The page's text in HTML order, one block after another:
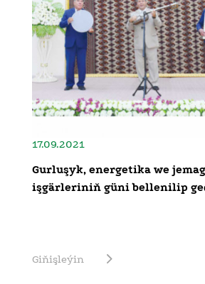
17.09.2021
Gurluşyk, energetika we
işgärleriniň güni bellenilip
Giňişleýin